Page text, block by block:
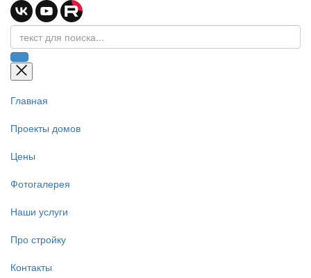
Главная
Проекты домов
Цены
Фотогалерея
Наши услуги
Про стройку
Контакты